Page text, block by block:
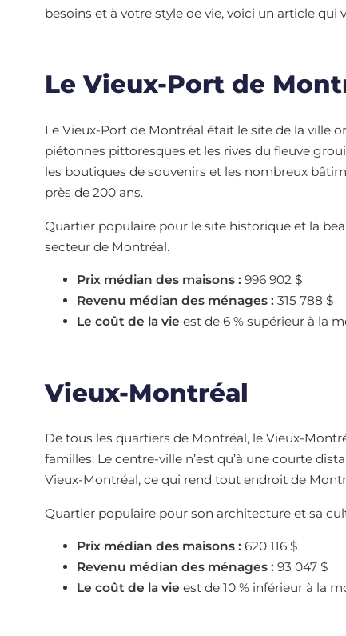
besoins et à votre style de vie, voici un article qui
Le Vieux-Port de
Le Vieux-Port de Montréal était le site de la ville
piétonnes pittoresques et les rives du fleuve
les boutiques de souvenirs et les nombreux
près de 200 ans.
Quartier populaire pour le site historique et la
secteur de Montréal.
Prix médian des maisons : 996 902 $
Revenu médian des ménages : 315 788 $
Le coût de la vie est de 6 % supérieur à la
Vieux-Montréal
De tous les quartiers de Montréal, le Vieux-
familles. Le centre-ville n’est qu’à une courte
Vieux-Montréal, ce qui rend tout endroit de
Quartier populaire pour son architecture et sa
Prix médian des maisons : 620 116 $
Revenu médian des ménages : 93 047 $
Le coût de la vie est de 10 % inférieur à la